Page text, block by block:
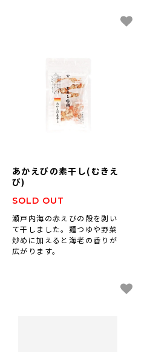
あかえびの素干し(むきえ
び)
SOLD OUT
瀬戸内海の赤えびの殻を剥い
て干しました。麺つゆや野菜
炒めに加えると海老の香りが
広がります。